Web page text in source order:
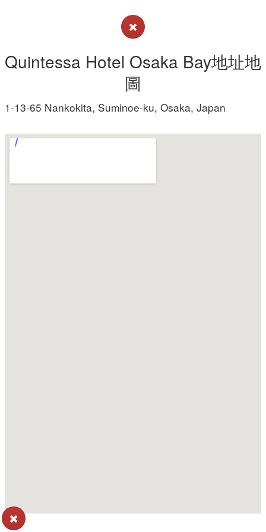
Quintessa Hotel Osaka Bay地址地
圖
1-13-65 Nankokita, Suminoe-ku, Osaka, Japan